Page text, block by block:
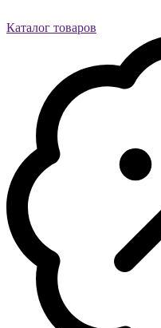
Каталог товаров